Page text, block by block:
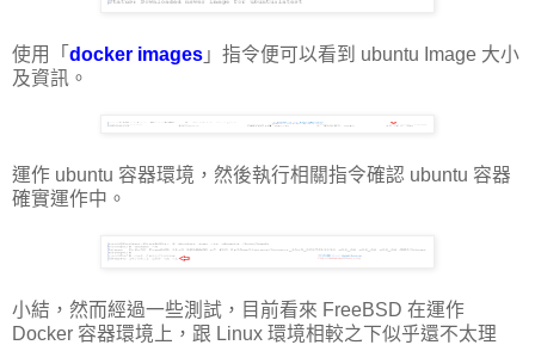
使用「 docker images 」指令便可以看到 ubuntu Image 大小
及資訊。
運作 ubuntu 容器環境，然後執行相關指令確認 ubuntu 容器
確實運作中。
小結，然而經過一些測試，目前看來 FreeBSD 在運作
Docker 容器環境上，跟 Linux 環境相較之下似乎還不太理